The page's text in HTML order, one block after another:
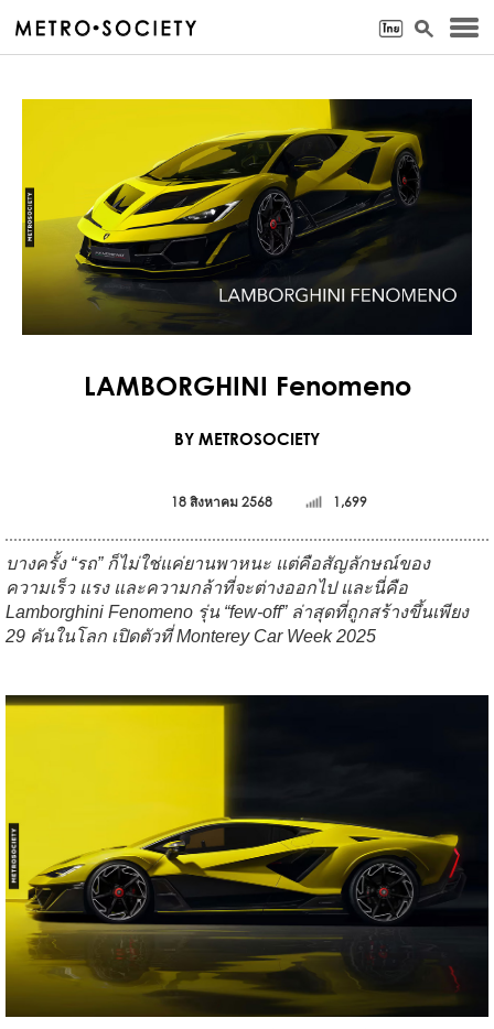
LAMBORGHINI Fenomeno
BY METROSOCIETY
18 สิงหาคม 2568 1,699
บางครั้ง “รถ” ก็ไม่ใช่แค่ยานพาหนะ แต่คือสัญลักษณ์ของ
ความเร็ว แรง และความกล้าที่จะต่างออกไป และนี่คือ
Lamborghini Fenomeno รุ่น “few-off” ล่าสุดที่ถูกสร้างขึ้นเพียง
29 คันในโลก เปิดตัวที่ Monterey Car Week 2025